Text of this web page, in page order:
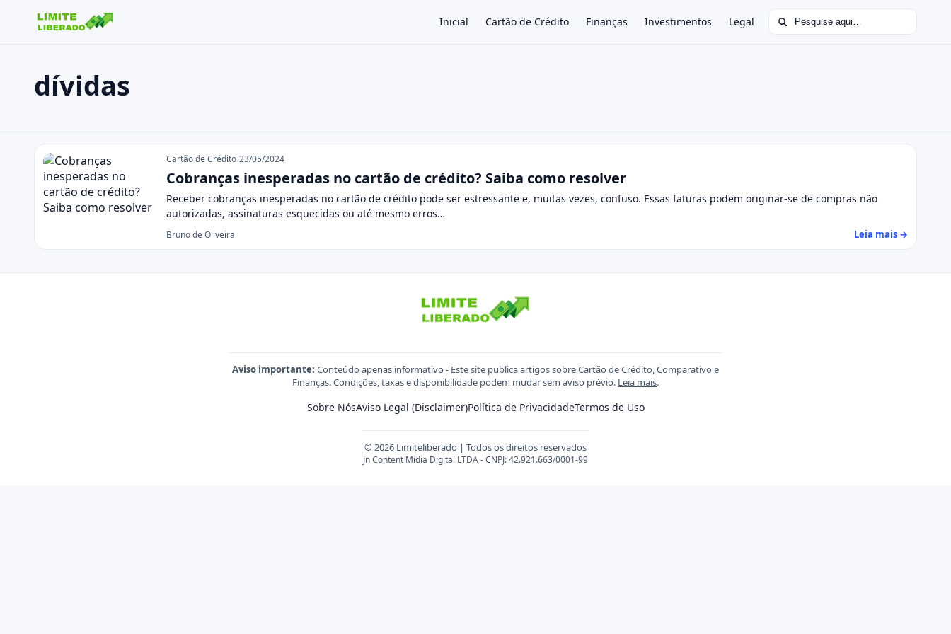
Inicial Cartão de Crédito Finanças Investimentos Legal Buscar por:
Buscar no site
Pressione Enter para buscar ou ESC para fechar.
dívidas
dívidas Cartão de Crédito 23/05/2024
Cobranças inesperadas no cartão de crédito? Saiba como resolver
Receber cobranças inesperadas no cartão de crédito pode ser estressante e, muitas vezes, confuso. Essas faturas podem originar-se de compras não
autorizadas, assinaturas esquecidas ou até mesmo erros…
Bruno de Oliveira Leia mais →
Aviso importante: Conteúdo apenas informativo - Este site publica artigos sobre Cartão de Crédito, Comparativo e
Finanças. Condições, taxas e disponibilidade podem mudar sem aviso prévio. Leia mais.
Sobre NósAviso Legal (Disclaimer)Política de PrivacidadeTermos de Uso
© 2026 Limiteliberado | Todos os direitos reservados
Jn Content Midia Digital LTDA - CNPJ: 42.921.663/0001-99